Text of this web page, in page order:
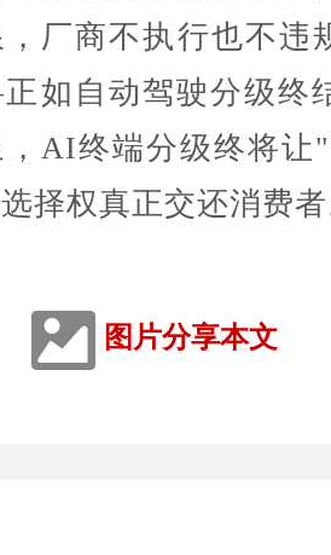
厂商不执行也不违
如自动驾驶分级终
，AI终端分级终将让
择权真正交还消费
图片分享本文